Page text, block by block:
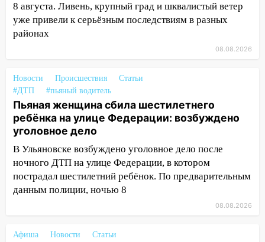
11:16 В Ульяновске ищут 37-летнего
мужчину, пропавшего ещё 19 июля
От мотофристайла до прогулки с
области 8–9 августа
10:11
Директора ульяновской
«Нефтяной топливной компании» будут
судить за неуплату 48,4 млн рублей
налогов
09:28 Дети на дорогах: пострадали
велосипедисты, мотоциклисты и
пешеходы. Обзор крупных аварий в
Ульяновской области
домов и выстрел за водку
8 августа. Ливень, крупный град и шквалистый ветер
уже привели к серьёзным последствиям в разных
районах
08.08.2026
Новости Происшествия
Статьи
#ДТП
#пьяный водитель
Пьяная женщина сбила шестилетнего
ребёнка на улице Федерации: возбуждено
уголовное дело
В Ульяновске возбуждено уголовное дело после
ночного ДТП на улице Федерации, в котором
пострадал шестилетний ребёнок. По предварительным
данным полиции, ночью 8
08.08.2026
Афиша Новости
Статьи